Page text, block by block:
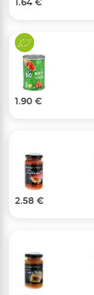
1.64 €
1.90 €
2.58 €